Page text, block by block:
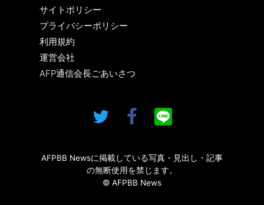
サイトポリシー
プライバシーポリシー
利用規約
運営会社
AFP通信会長ごあいさつ
AFPBB Newsに掲載している写真・見出し・記事
の無断使用を禁じます。
© AFPBB News